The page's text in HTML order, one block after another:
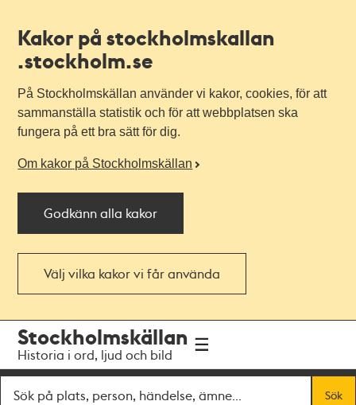
Kakor på stockholmskallan
.stockholm.se
På Stockholmskällan använder vi kakor, cookies, för att
sammanställa statistik och för att webbplatsen ska
fungera på ett bra sätt för dig.
Om kakor på Stockholmskällan
Godkänn alla kakor
Välj vilka kakor vi får använda
navigationen
huvudinnehållet
Stockholmskällan
Historia i ord, ljud och bild
Sök